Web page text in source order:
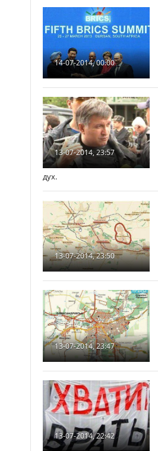
14-07-2014, 00:00
13-07-2014, 23:57
дух.
13-07-2014, 23:50
13-07-2014, 23:47
13-07-2014, 22:42